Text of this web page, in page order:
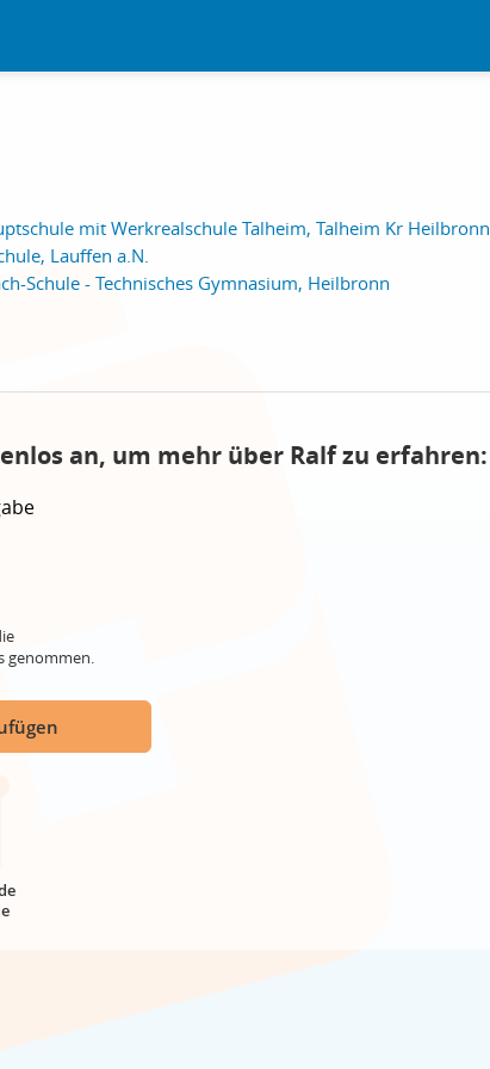
mit Werkrealschule Talheim, Talheim Kr Heilbronn
Lauffen a.N.
Schule - Technisches Gymnasium, Heilbronn
an, um mehr über Ralf zu erfahren:
genommen.